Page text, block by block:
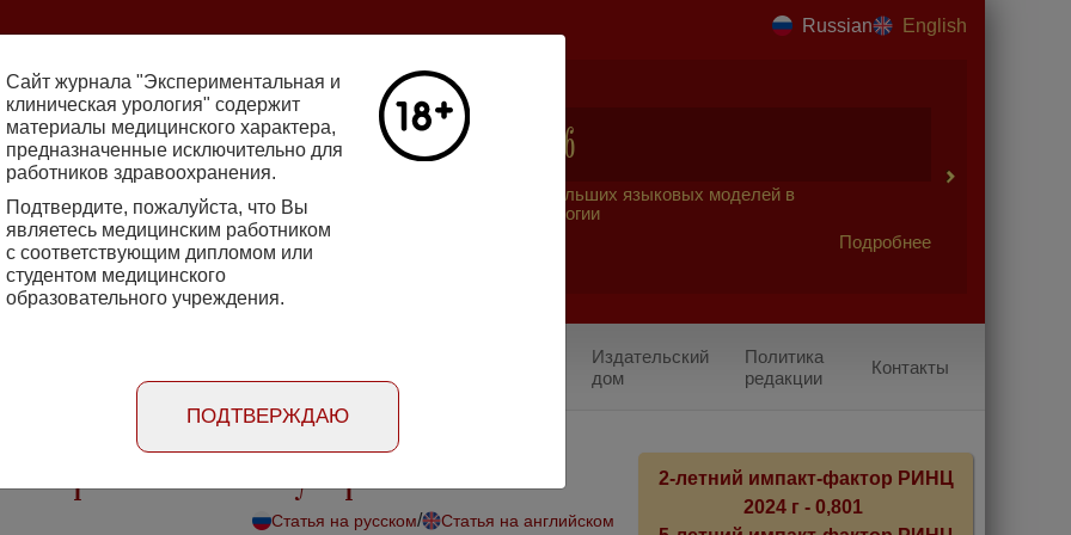
Russian English
2712-8571 10.29188/2222-8543
- основатель НИИ
исследования в НИИ
Подробнее
Номер №2, 2026
Галлюцинации больших языковых моделей в
клинической урологии
Подробнее
i klinicheskaya urologiya
для авторов
рекламодателей
Издательский
дом
Политика
редакции
Контакты
старения мочевого пузыря
Статья на русском/ Статья на английском
2-летний импакт-фактор РИНЦ
2024 г - 0,801
Сайт журнала "Экспериментальная и
клиническая урология" содержит
материалы медицинского характера,
предназначенные исключительно для
работников здравоохранения.
Подтвердите, пожалуйста, что Вы
являетесь медицинским работником
с соответствующим дипломом или
студентом медицинского
образовательного учреждения.
ПОДТВЕРЖДАЮ